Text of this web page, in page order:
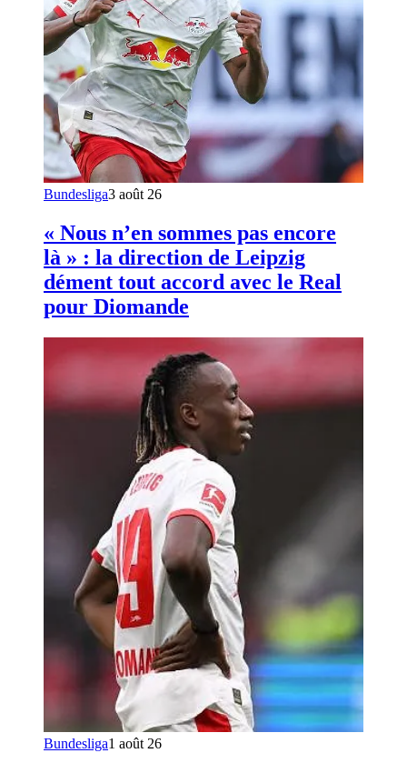
Bundesliga3 août 26
« Nous n’en sommes pas encore
là » : la direction de Leipzig
dément tout accord avec le Real
pour Diomande
Bundesliga1 août 26